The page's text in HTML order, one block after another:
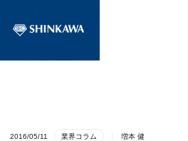
2016/05/11 業界コラム 増本 健